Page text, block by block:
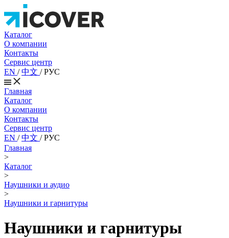
Каталог
О компании
Контакты
Сервис центр
EN /中文 /РУС
Главная
Каталог
О компании
Контакты
Сервис центр
EN /中文 /РУС
Главная
>
Каталог
>
Наушники и аудио
>
Наушники и гарнитуры
Наушники и гарнитуры